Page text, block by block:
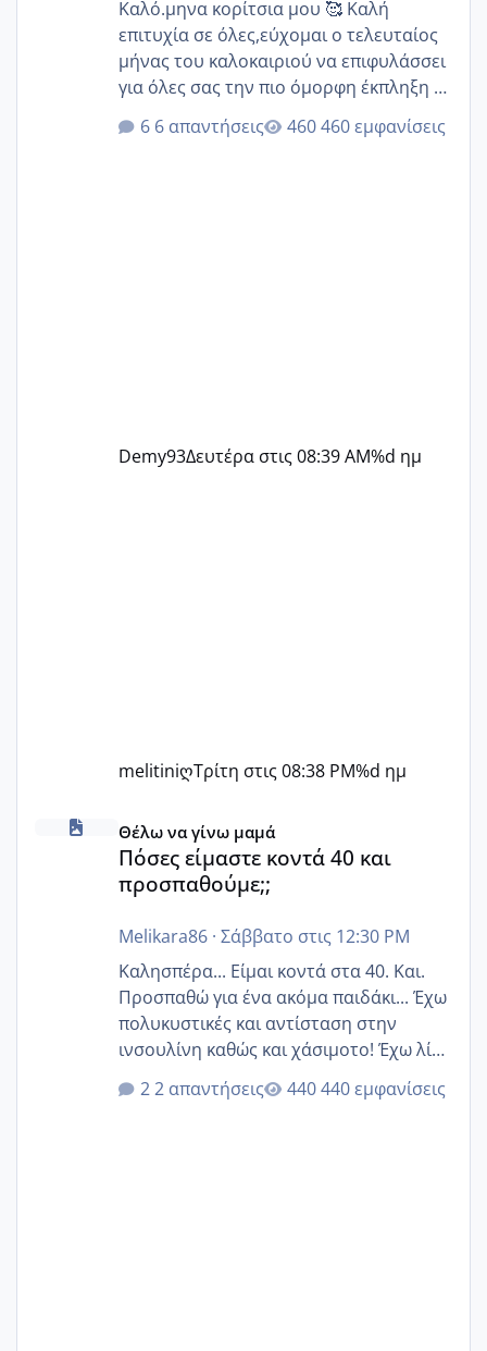
Καλό.μηνα κορίτσια μου 🥰 Καλή
επιτυχία σε όλες,εύχομαι ο τελευταίος
μήνας του καλοκαιριού να επιφυλάσσει
για όλες σας την πιο όμορφη έκπληξη 🧿
@Elk @Melikara86 @Παρασκευαιδου
@Zenia z @melitiniღ @Christi.D.
6 απαντήσεις 460 εμφανίσεις
Demy93Δευτέρα στις 08:39 AM%d ημ
melitiniღΤρίτη στις 08:38 PM%d ημ
Πόσες είμαστε κοντά 40 και προσπαθούμε;;
Θέλω να γίνω μαμά
Πόσες είμαστε κοντά 40 και
προσπαθούμε;;
Melikara86· Σάββατο στις 12:30 PM
Καλησπέρα... Είμαι κοντά στα 40. Και.
Προσπαθώ για ένα ακόμα παιδάκι... Έχω
πολυκυστικές και αντίσταση στην
ινσουλίνη καθώς και χάσιμοτο! Έχω λίγα
κιλά παραπάνω και όσο κ αν προσπαθώ
δεν χάνω εύκολα! Προσπαθώ για ακόμη
2 απαντήσεις 440 εμφανίσεις